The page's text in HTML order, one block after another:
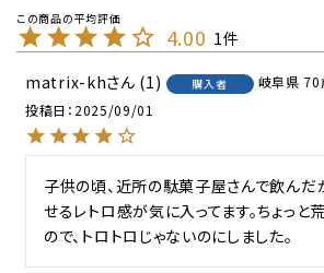
4.00 1
matrix-kh
1 購入者 岐阜県 70
投稿日 2025/09/01
子供の頃、近所の駄菓子屋さんで飲んだ
せるレトロ感が気に入ってます。ちょっ
ので、トロトロじゃないのにしました。